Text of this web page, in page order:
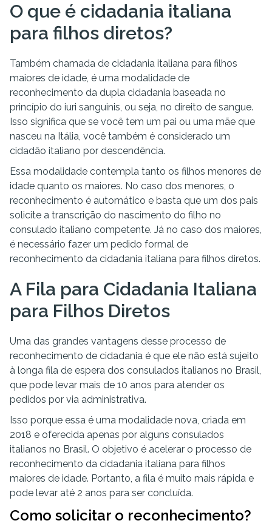
O que é cidadania italiana
para filhos diretos?
Também chamada de cidadania italiana para filhos
maiores de idade, é uma modalidade de
reconhecimento da dupla cidadania baseada no
princípio do iuri sanguinis, ou seja, no direito de sangue.
Isso significa que se você tem um pai ou uma mãe que
nasceu na Itália, você também é considerado um
cidadão italiano por descendência.
Essa modalidade contempla tanto os filhos menores de
idade quanto os maiores. No caso dos menores, o
reconhecimento é automático e basta que um dos pais
solicite a transcrição do nascimento do filho no
consulado italiano competente. Já no caso dos maiores,
é necessário fazer um pedido formal de
reconhecimento da cidadania italiana para filhos diretos.
A Fila para Cidadania Italiana
para Filhos Diretos
Uma das grandes vantagens desse processo de
reconhecimento de cidadania é que ele não está sujeito
à longa fila de espera dos consulados italianos no Brasil,
que pode levar mais de 10 anos para atender os
pedidos por via administrativa.
Isso porque essa é uma modalidade nova, criada em
2018 e oferecida apenas por alguns consulados
italianos no Brasil. O objetivo é acelerar o processo de
reconhecimento da cidadania italiana para filhos
maiores de idade. Portanto, a fila é muito mais rápida e
pode levar até 2 anos para ser concluída.
Como solicitar o reconhecimento?